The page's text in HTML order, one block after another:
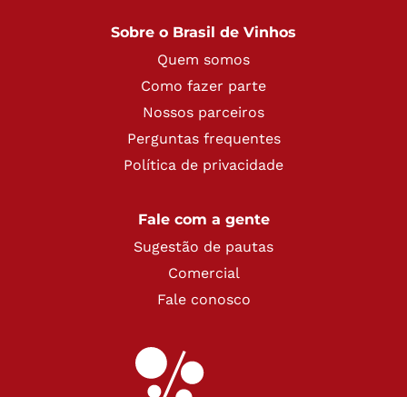
Sobre o Brasil de Vinhos
Quem somos
Como fazer parte
Nossos parceiros
Perguntas frequentes
Política de privacidade
Fale com a gente
Sugestão de pautas
Comercial
Fale conosco